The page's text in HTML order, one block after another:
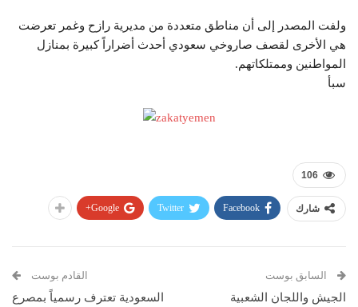
ولفت المصدر إلى أن مناطق متعددة من مديرية رازح وغمر تعرضت
هي الأخرى لقصف صاروخي سعودي أحدث أضراراً كبيرة بمنازل
المواطنين وممتلكاتهم.
سبأ
106
شارك Facebook
Twitter
Google+
السابق بوست
الجيش واللجان الشعبية
القادم بوست
السعودية تعترف رسمياً بمصرع